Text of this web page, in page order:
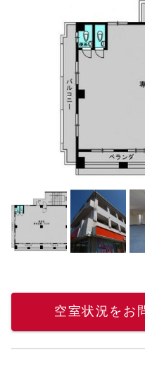
空室状況をお